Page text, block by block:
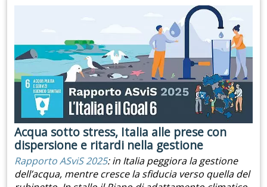
Acqua sotto stress, Italia alle prese con
dispersione e ritardi nella gestione
Rapporto ASviS 2025: in Italia peggiora la gestione
dell’acqua, mentre cresce la sfiducia verso quella del